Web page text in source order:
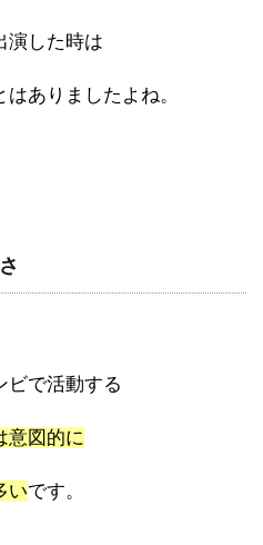
演した時は
ありましたよね。
ビで活動する
意図的に
いです。